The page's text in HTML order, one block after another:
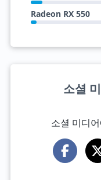
Radeon RX 550
소셜
소셜 미디